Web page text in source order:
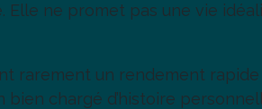
ne promet pas une vie
un rendement rapide
chargé d’histoire